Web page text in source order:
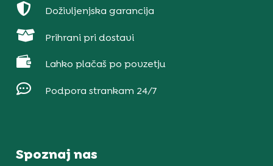
 Doživljenjska garancija
 Prihrani pri dostavi
 Lahko plačaš po povzetju
 Podpora strankam 24/7
Spoznaj nas